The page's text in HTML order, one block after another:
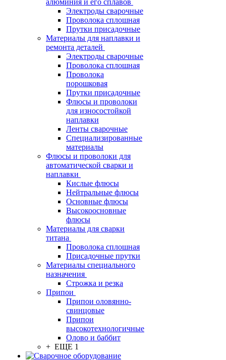
алюминия и его сплавов
Электроды сварочные
Проволока сплошная
Прутки присадочные
Материалы для наплавки и
ремонта деталей
Электроды сварочные
Проволока сплошная
Проволока
порошковая
Прутки присадочные
Флюсы и проволоки
для износостойкой
наплавки
Ленты сварочные
Специализированные
материалы
Флюсы и проволоки для
автоматической сварки и
наплавки
Кислые флюсы
Нейтральные флюсы
Основные флюсы
Высокоосновные
флюсы
Материалы для сварки
титана
Проволока сплошная
Присадочные прутки
Материалы специального
назначения
Строжка и резка
Припои
Припои оловянно-
свинцовые
Припои
высокотехнологичные
Олово и баббит
+ ЕЩЕ 1